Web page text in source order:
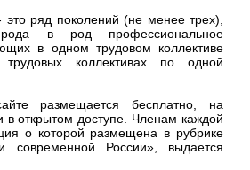
это ряд поколений (не менее трех),
в род профессиональное
в одном трудовом коллективе
коллективах по одной
размещается бесплатно, на
в открытом доступе. Членам каждой
о которой размещена в рубрике
современной России», выдается